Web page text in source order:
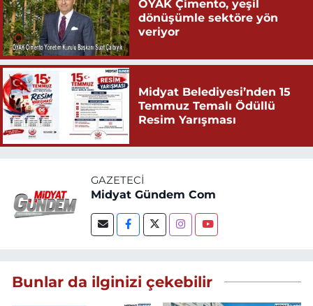
OYAK Çimento, yeşil
dönüşümle sektöre yön
veriyor
Midyat Belediyesi’nden 15
Temmuz Temalı Ödüllü
Resim Yarışması
GAZETECI
Midyat Gündem Com
Bunlar da ilginizi çekebilir